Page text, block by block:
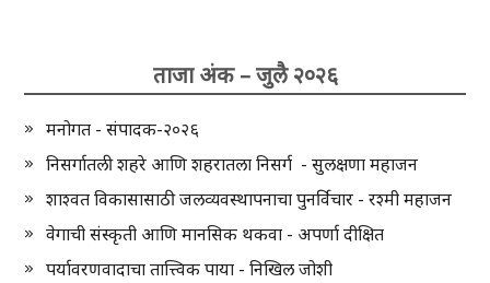
ताजा अंक – जुलै २०२६
मनोगत - संपादक-२०२६
निसर्गातली शहरे आणि शहरातला निसर्ग - सुलक्षणा महाजन
शाश्वत विकासासाठी जलव्यवस्थापनाचा पुनर्विचार - रश्मी महाजन
वेगाची संस्कृती आणि मानसिक थकवा - अपर्णा दीक्षित
पर्यावरणवादाचा तात्त्विक पाया - निखिल जोशी